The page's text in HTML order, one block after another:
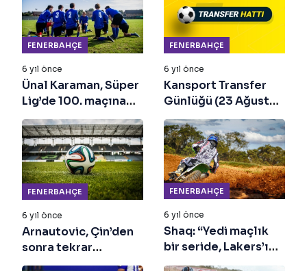
FENERBAHÇE
6 yıl önce
Ünal Karaman, Süper
Lig’de 100. maçına
çıkacak
FENERBAHÇE
6 yıl önce
Kansport Transfer
Günlüğü (23 Ağustos
2024)
FENERBAHÇE
6 yıl önce
Arnautovic, Çin’den
sonra tekrar
Avrupa’ya dönüyor
FENERBAHÇE
6 yıl önce
Shaq: “Yedi maçlık
bir seride, Lakers’ı
kimse yenemez!”